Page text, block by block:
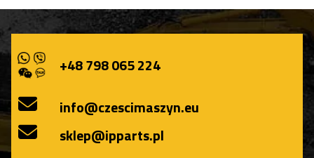
+48 798 065 224
info@czescimaszyn.eu
sklep@ipparts.pl